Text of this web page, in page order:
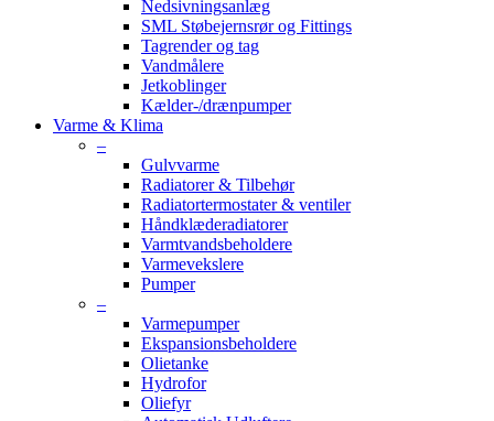
Nedsivningsanlæg
SML Støbejernsrør og Fittings
Tagrender og tag
Vandmålere
Jetkoblinger
Kælder-/drænpumper
Varme & Klima
–
Gulvvarme
Radiatorer & Tilbehør
Radiatortermostater & ventiler
Håndklæderadiatorer
Varmtvandsbeholdere
Varmevekslere
Pumper
–
Varmepumper
Ekspansionsbeholdere
Olietanke
Hydrofor
Oliefyr